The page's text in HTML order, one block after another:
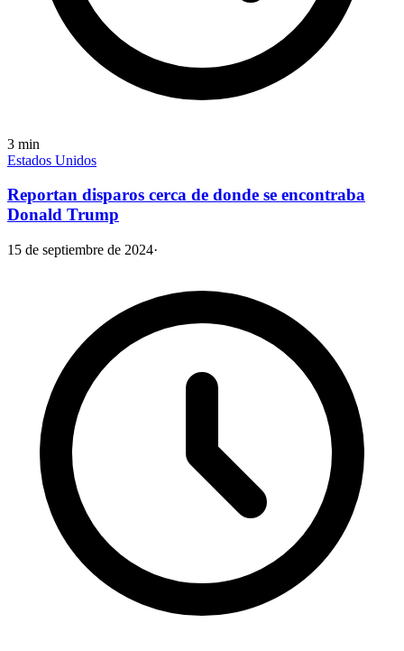
3 min
Estados Unidos
Reportan disparos cerca de donde se encontraba
Donald Trump
15 de septiembre de 2024·